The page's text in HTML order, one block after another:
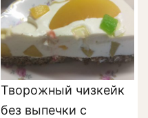
Творожный чизкейк
без выпечки с